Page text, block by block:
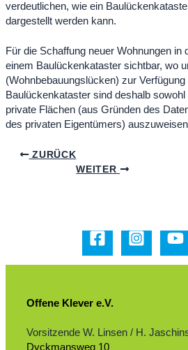
verdeutlichen, wie ein
dargestellt werden kann.
Für die Schaffung neuer Wohnungen in
einem Baulückenkataster sichtbar, wo
(Wohnbebauungslücken) zur
Baulückenkataster sind deshalb
private Flächen (aus Gründen des
des privaten Eigentümers)
ZURÜCK
WEITER
Offene Klever e.V.
Vorsitzende W. Linsen / H.
Dyckmansweg 10